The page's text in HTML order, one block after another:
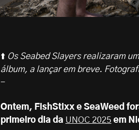
⬆️ Os Seabed Slayers realizaram
álbum, a lançar em breve.
-
Ontem, FishStixx e SeaWeed
primeiro dia da UNOC 2025 em